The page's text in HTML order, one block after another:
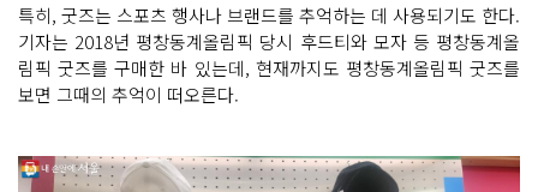
특히, 굿즈는 스포츠 행사나 브랜드를 추억하는 데 사용되기도 한다.
기자는 2018년 평창동계올림픽 당시 후드티와 모자 등 평창동계올
림픽 굿즈를 구매한 바 있는데, 현재까지도 평창동계올림픽 굿즈를
보면 그때의 추억이 떠오른다.